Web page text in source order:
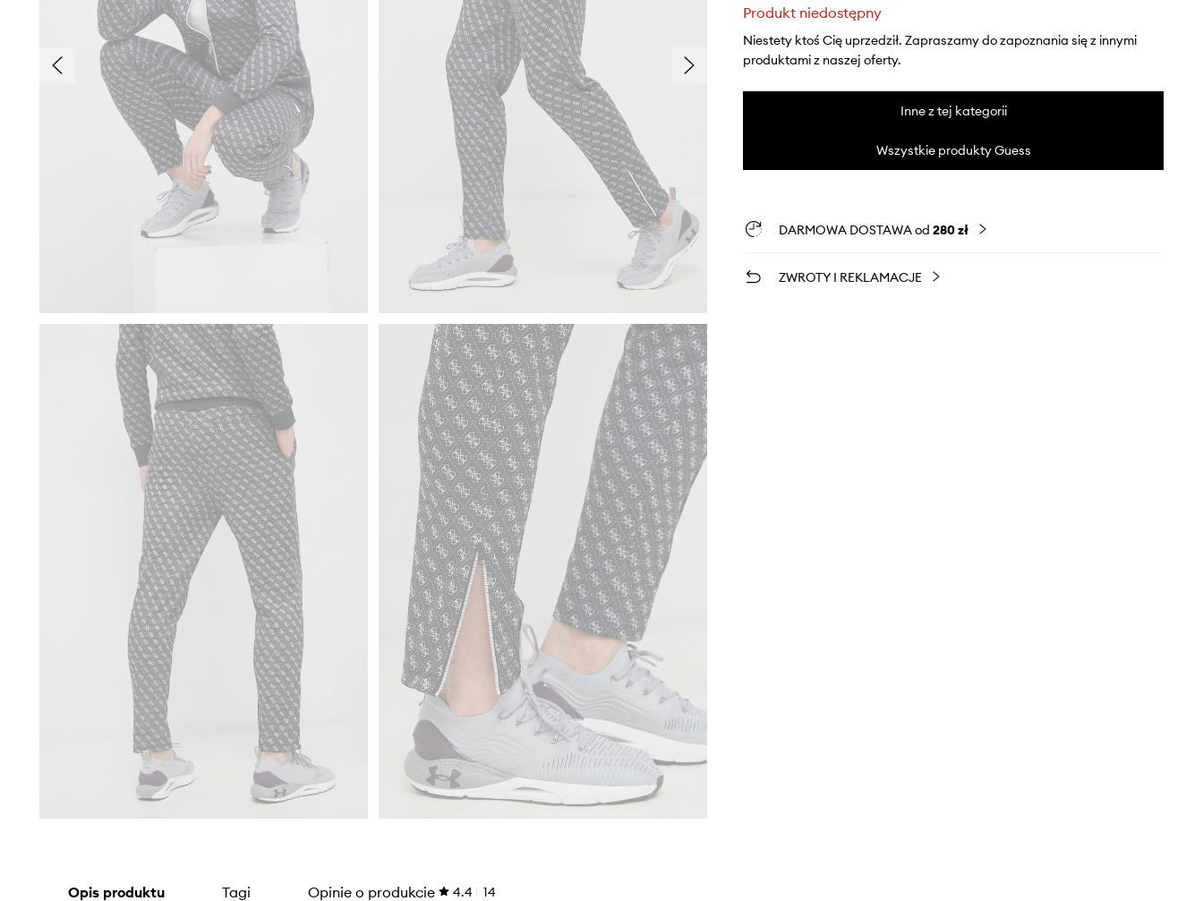
Produkt niedostępny
Niestety ktoś Cię uprzedził. Zapraszamy do zapoznania się z innymi
produktami z naszej oferty.
Inne z tej kategorii
Wszystkie produkty Guess
DARMOWA DOSTAWA od 280 zł
ZWROTY I REKLAMACJE
Opis produktu Tagi Opinie o produkcie 4.4 14